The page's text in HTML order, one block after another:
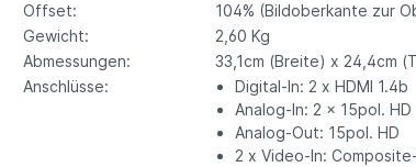
Offset:
104% (Bildoberkante zur
Gewicht:
2,60 Kg
Abmessungen:
33,1cm (Breite) x 24,4cm
Anschlüsse:
Digital-In: 2 x HDMI 1.4b
Analog-In: 2 x 15pol. HD
Analog-Out: 15pol. HD
2 x Video-In: